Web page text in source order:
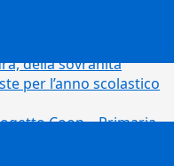
della sovranità
per l’anno scolastico
Coop – Primaria